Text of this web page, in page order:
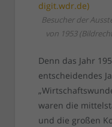
Besucher der
von 1953
Denn das Jahr
entscheidendes
waren die
und die großen